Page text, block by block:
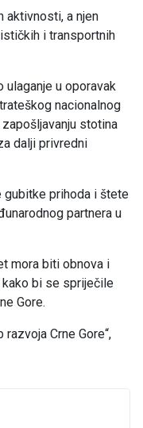
aktivnosti, a njen
i transportnih
ulaganje u oporavak
nacionalnog
stotina
dalji privredni
gubitke prihoda i štete
partnera u
mora biti obnova i
kako bi se spriječile
Gore.
Crne Gore“,